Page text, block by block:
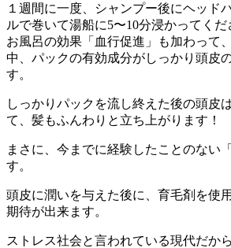
１週間に一度、シャンプー後にヘッド
ルで巻いて湯船に5〜10分浸かってくだ
お風呂の効果「血行促進」も加わって
中、パックの有効成分がしっかり頭皮
す。
しっかりパックを流し終えた後の頭皮
て、髪もふんわりと立ち上がります！
まさに、今までに経験したことのない
す。
頭皮に潤いを与えた後に、育毛剤を使
期待が出来ます。
ストレス社会と言われている現代だか